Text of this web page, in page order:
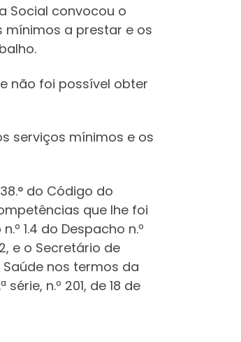
Social convocou o
mínimos a prestar e os
não foi possível obter
serviços mínimos e os
do Código do
que lhe foi
1.4 do Despacho n.º
e o Secretário de
nos termos da
n.º 201, de 18 de